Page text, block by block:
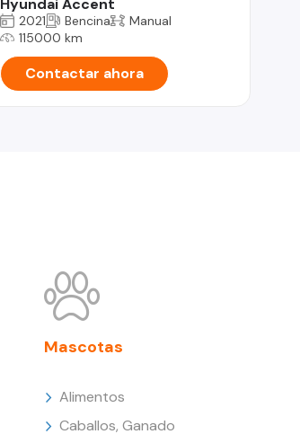
Hyundai Accent
2021 Bencina
Manual
115000 km
Contactar ahora
Mascotas
Alimentos
Caballos, Ganado